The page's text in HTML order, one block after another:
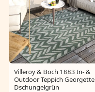
Villeroy & Boch 1883 In- &
Outdoor Teppich Georgette
Dschungelgrün